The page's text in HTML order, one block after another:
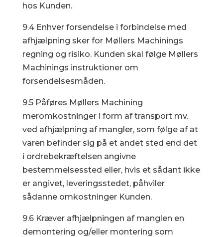
hos Kunden.
9.4 Enhver forsendelse i forbindelse med
afhjælpning sker for Møllers Machinings
regning og risiko. Kunden skal følge Møllers
Machinings instruktioner om
forsendelsesmåden.
9.5 Påføres Møllers Machining
meromkostninger i form af transport mv.
ved afhjælpning af mangler, som følge af at
varen befinder sig på et andet sted end det
i ordrebekræftelsen angivne
bestemmelsessted eller, hvis et sådant ikke
er angivet, leveringsstedet, påhviler
sådanne omkostninger Kunden.
9.6 Kræver afhjælpningen af manglen en
demontering og/eller montering som